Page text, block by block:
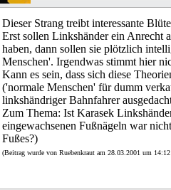
Dieser Strang treibt interessante
Erst sollen Linkshänder ein Anrecht
haben, dann sollen sie plötzlich
Menschen'. Irgendwas stimmt hier
Kann es sein, dass sich diese
('normale Menschen' für dumm
linkshändriger Bahnfahrer
Zum Thema: Ist Karasek
eingewachsenen Fußnägeln war
Fußes?)
(Beitrag wurde von Ruebenkraut am 28.03.2001 um